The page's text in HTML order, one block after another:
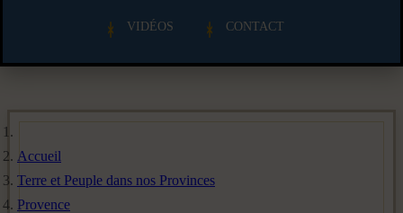
VIDÉOS CONTACT
Accueil
Terre et Peuple dans nos Provinces
Provence